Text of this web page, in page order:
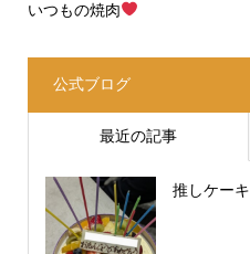
いつもの焼肉
公式ブログ
最近の記事
推しケーキ